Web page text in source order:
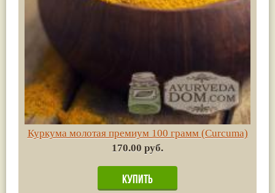
Куркума молотая премиум 100 грамм (Сurсuma)
170.00 руб.